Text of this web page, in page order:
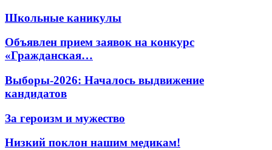
Школьные каникулы
Объявлен прием заявок на конкурс
«Гражданская…
Выборы-2026: Началось выдвижение
кандидатов
За героизм и мужество
Низкий поклон нашим медикам!